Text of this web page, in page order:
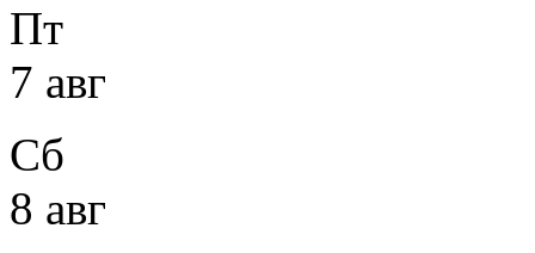
Пт
7 авг
Сб
8 авг